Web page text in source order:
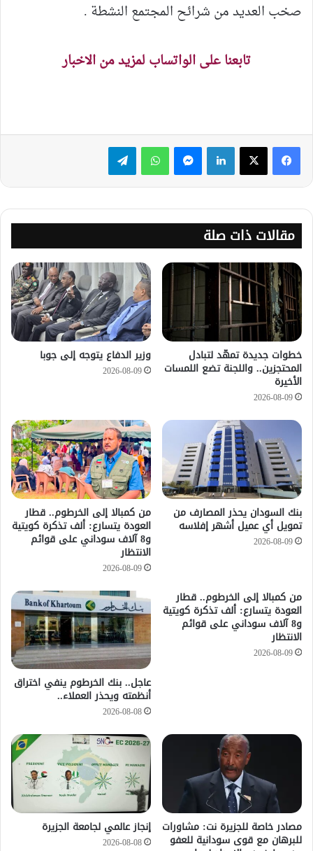
صخب العديد من شرائح المجتمع النشطة .
تابعنا على الواتساب لمزيد من الاخبار
لينكدإن ماسنجر واتساب تيلقرام
مقالات ذات صلة
خطوات جديدة تمهّد لتبادل
المحتجزين.. واللجنة تضع اللمسات
الأخيرة
2026-08-09
وزير الدفاع يتوجه إلى جوبا
2026-08-09
بنك السودان يحذر المصارف من
تمويل أي عميل أشهر إفلاسه
2026-08-09
من كمبالا إلى الخرطوم.. قطار
العودة يتسارع: ألف تذكرة كويتية
و8 آلاف سوداني على قوائم
الانتظار
2026-08-09
من كمبالا إلى الخرطوم.. قطار
العودة يتسارع: ألف تذكرة كويتية
و8 آلاف سوداني على قوائم
الانتظار
2026-08-09
عاجل.. بنك الخرطوم ينفي اختراق
أنظمته ويحذر العملاء..
2026-08-08
مصادر خاصة للجزيرة نت: مشاورات
للبرهان مع قوى سودانية للعفو
إنجاز عالمي لجامعة الجزيرة
2026-08-08